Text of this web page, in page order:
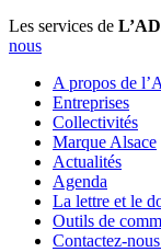
Les services de
nous
A propos de
Entreprises
Collectivités
Marque Alsace
Actualités
Agenda
La lettre et le
Outils de
Contactez-